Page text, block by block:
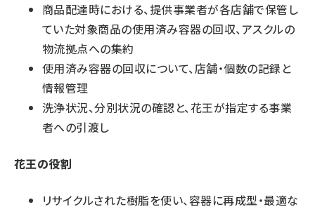
商品配達時における、提供事業者が各店舗で保管し
ていた対象商品の使用済み容器の回収、アスクルの
物流拠点への集約
使用済み容器の回収について、店舗・個数の記録と
情報管理
洗浄状況、分別状況の確認と、花王が指定する事業
者への引渡し
花王の役割
リサイクルされた樹脂を使い、容器に再成型・最適な